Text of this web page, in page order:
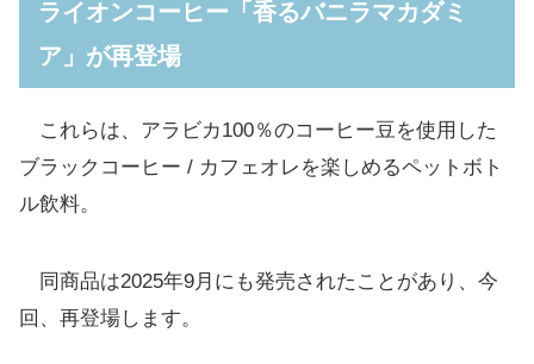
ライオンコーヒー「香るバニラマカダミ
ア」が再登場
これらは、アラビカ100％のコーヒー豆を使用した
ブラックコーヒー / カフェオレを楽しめるペットボト
ル飲料。
同商品は2025年9月にも発売されたことがあり、今
回、再登場します。